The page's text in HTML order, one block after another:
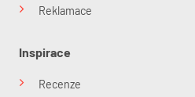
Reklamace
Inspirace
Recenze